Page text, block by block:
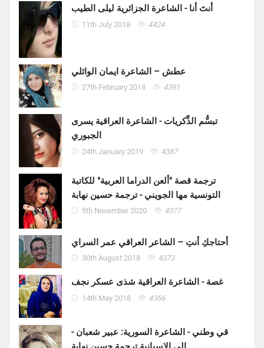
أنتَ أنا - الشاعرة الجزائرية ليلى الطيب
11th July 2018 4424
عطش – الشاعرة ايمان الوائلي
27th February 2018 4391
تبسُّم الذِّكريات - الشاعرة العراقية يسرى
الجبوري
24th January 2019 4387
ترجمة قصة "ألعن الدراما العربية" للكاتبة
التونسية مها الجويني - ترجمة حسين نهابة
5th November 2020 4377
أحتاجكِ أنتِ – الشاعر العراقي عمر السراي
30th August 2018 4373
غصة - الشاعرة العراقية شذى عسكر نجف
14th May 2018 4366
قي وطني - الشاعرة السورية: عبير شعبان -